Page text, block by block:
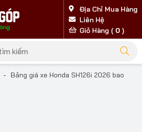
Địa Chỉ Mua Hàng
Liên Hệ
Giỏ Hàng ( 0 )
-
Bảng giá xe Honda SH126i 2026 bao